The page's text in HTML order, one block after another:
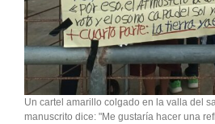
Un cartel amarillo colgado en la valla del
manuscrito dice: "Me gustaría hacer una